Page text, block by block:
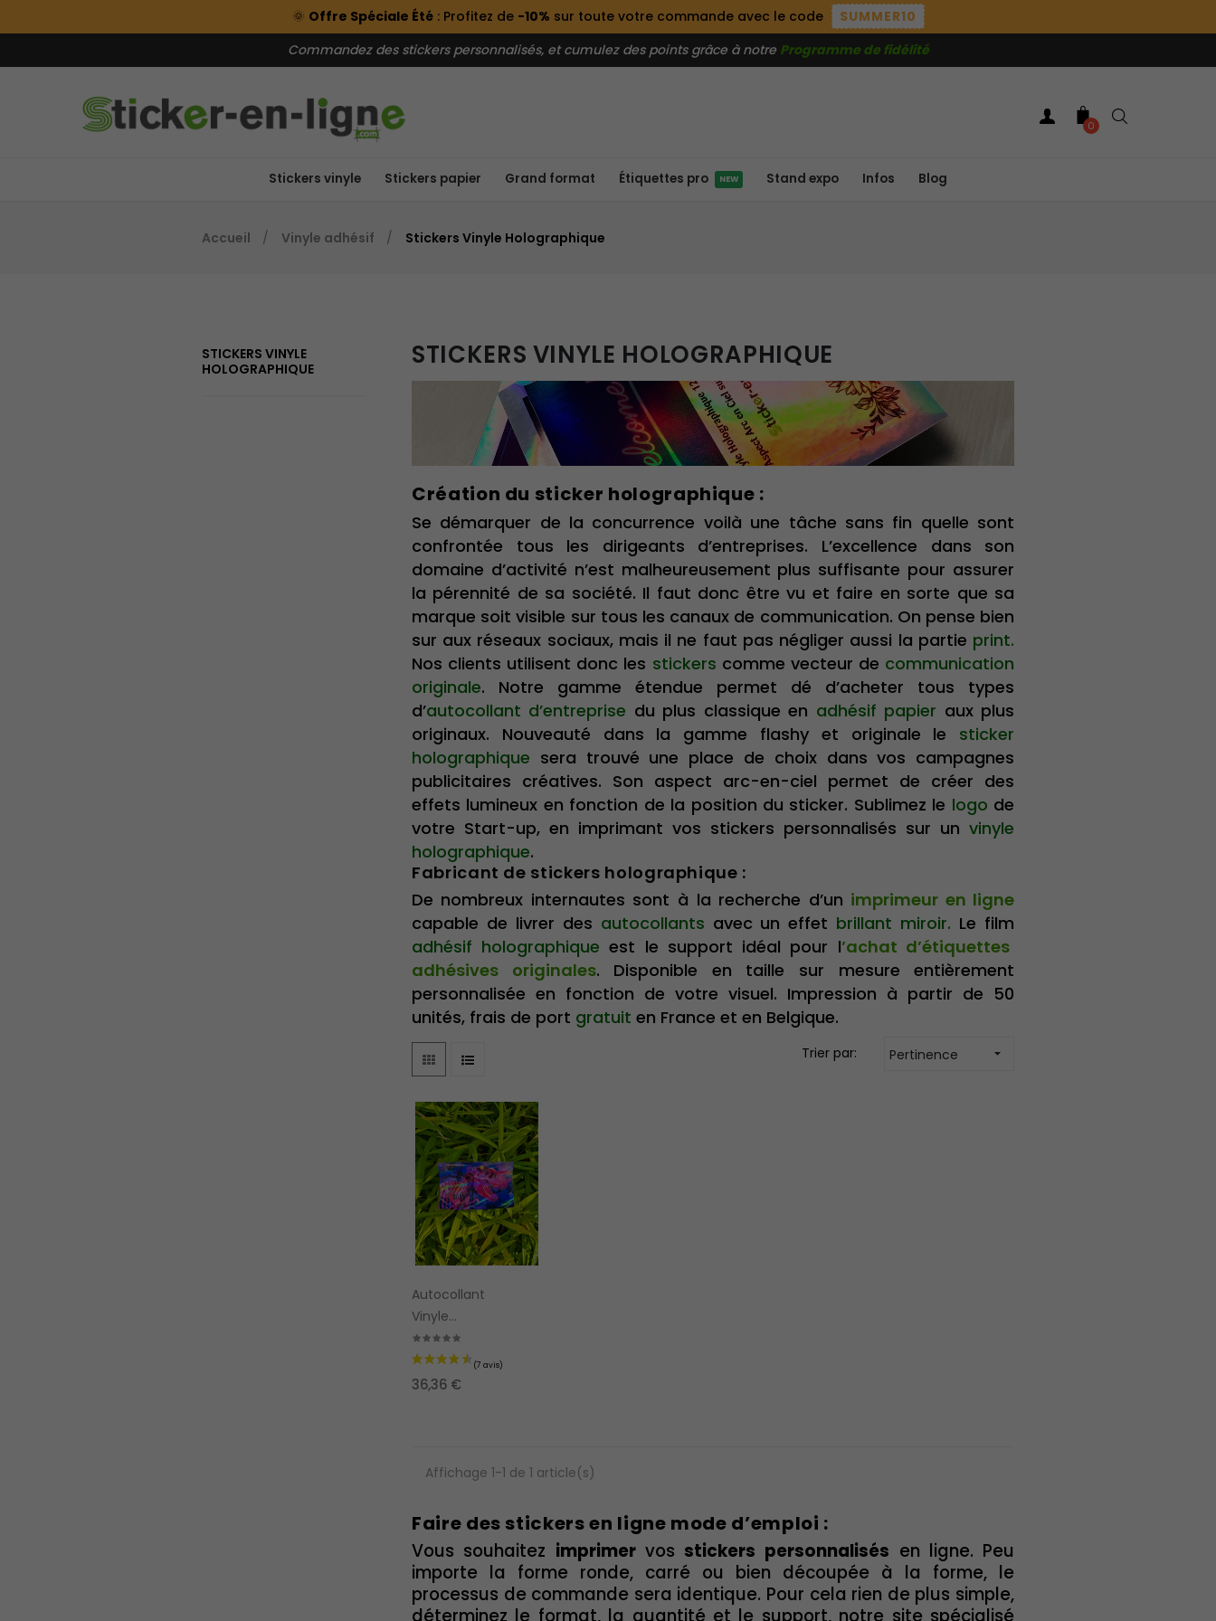
🌞 Offre Spéciale Été: Profitez de -10% sur toute votre commande avec le code
SUMMER10
Commandez des stickers personnalisés, et cumulez des points grâce à notre Programme de fidélité
0
Stickers vinyle Stickers papier Grand format Étiquettes pro NEW Stand expo Infos Blog
Accueil Vinyle adhésif Stickers Vinyle Holographique
STICKERS VINYLE
HOLOGRAPHIQUE
STICKERS VINYLE HOLOGRAPHIQUE
Création du sticker holographique :
Se démarquer de la concurrence voilà une tâche sans fin quelle sont
confrontée tous les dirigeants d’entreprises. L’excellence dans son
domaine d’activité n’est malheureusement plus suffisante pour assurer
la pérennité de sa société. Il faut donc être vu et faire en sorte que sa
marque soit visible sur tous les canaux de communication. On pense bien
sur aux réseaux sociaux, mais il ne faut pas négliger aussi la partie print.
Nos clients utilisent donc les stickers comme vecteur de communication
originale. Notre gamme étendue permet dé d’acheter tous types
d’autocollant d’entreprise du plus classique en adhésif papier aux plus
originaux. Nouveauté dans la gamme flashy et originale le sticker
holographique sera trouvé une place de choix dans vos campagnes
publicitaires créatives. Son aspect arc-en-ciel permet de créer des
effets lumineux en fonction de la position du sticker. Sublimez le logo de
votre Start-up, en imprimant vos stickers personnalisés sur unvinyle
holographique.
Fabricant de stickers holographique :
De nombreux internautes sont à la recherche d’un imprimeur en ligne
capable de livrer des autocollants avec un effet brillant miroir. Le film
adhésif holographique est le support idéal pour l’achat d’étiquettes
adhésives originales. Disponible en taille sur mesure entièrement
personnalisée en fonction de votre visuel. Impression à partir de 50
unités, frais de port gratuit en France et en Belgique.
Trier par: Pertinence 
Autocollant
Vinyle
Holographique
36,36 €
Affichage 1-1 de 1 article(s)
Faire des stickers en ligne mode d’emploi :
Vous souhaitez imprimervosstickers personnalisés en ligne. Peu
importe la forme ronde, carré ou bien découpée à la forme, le
processus de commande sera identique. Pour cela rien de plus simple,
déterminez le format, la quantité et le support, notre site spécialisé